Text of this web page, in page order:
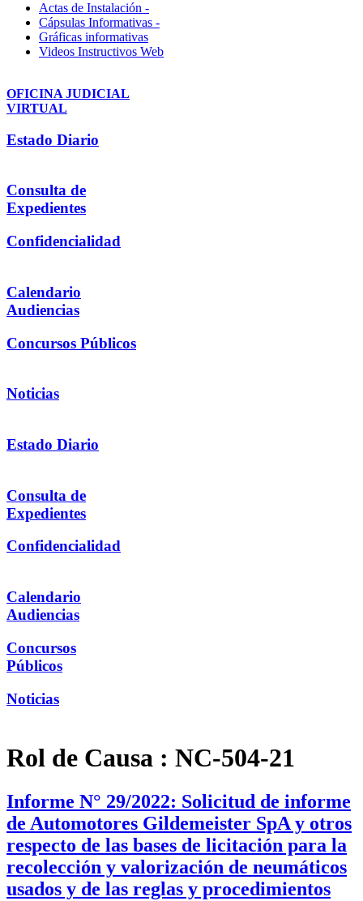
Actas de Instalación -
Cápsulas Informativas -
Gráficas informativas
Videos Instructivos Web
OFICINA JUDICIAL
VIRTUAL
Estado Diario
Consulta de
Expedientes
Confidencialidad
Calendario
Audiencias
Concursos Públicos
Noticias
Estado Diario
Consulta de
Expedientes
Confidencialidad
Calendario
Audiencias
Concursos
Públicos
Noticias
Rol de Causa : NC-504-21
Informe N° 29/2022: Solicitud de informe
de Automotores Gildemeister SpA y otros
respecto de las bases de licitación para la
recolección y valorización de neumáticos
usados y de las reglas y procedimientos